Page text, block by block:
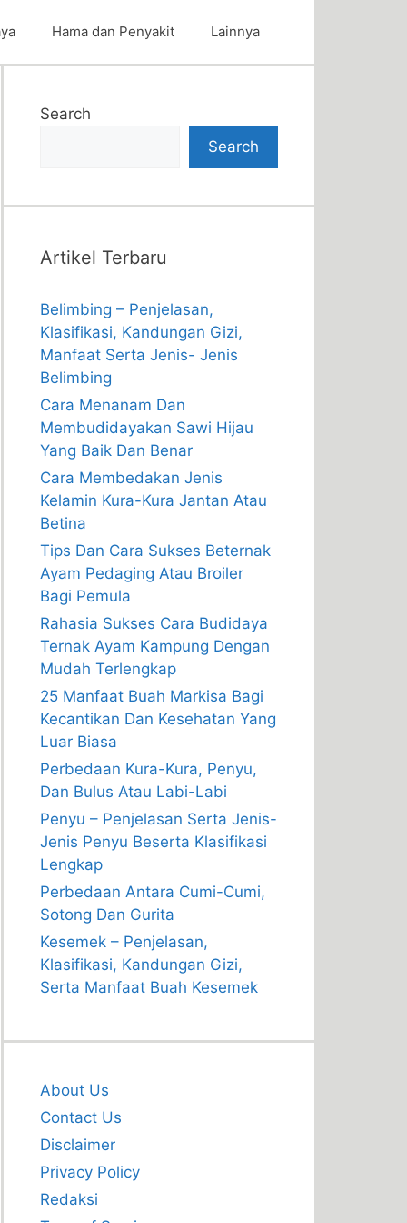
Hama dan Penyakit Lainnya
Search
Search
Artikel Terbaru
Belimbing – Penjelasan,
Klasifikasi, Kandungan Gizi,
Manfaat Serta Jenis- Jenis
Belimbing
Cara Menanam Dan
Membudidayakan Sawi Hijau
Yang Baik Dan Benar
Cara Membedakan Jenis
Kelamin Kura-Kura Jantan Atau
Betina
Tips Dan Cara Sukses Beternak
Ayam Pedaging Atau Broiler
Bagi Pemula
Rahasia Sukses Cara Budidaya
Ternak Ayam Kampung Dengan
Mudah Terlengkap
25 Manfaat Buah Markisa Bagi
Kecantikan Dan Kesehatan Yang
Luar Biasa
Perbedaan Kura-Kura, Penyu,
Dan Bulus Atau Labi-Labi
Penyu – Penjelasan Serta Jenis-
Jenis Penyu Beserta Klasifikasi
Lengkap
Perbedaan Antara Cumi-Cumi,
Sotong Dan Gurita
Kesemek – Penjelasan,
Klasifikasi, Kandungan Gizi,
Serta Manfaat Buah Kesemek
About Us
Contact Us
Disclaimer
Privacy Policy
Redaksi